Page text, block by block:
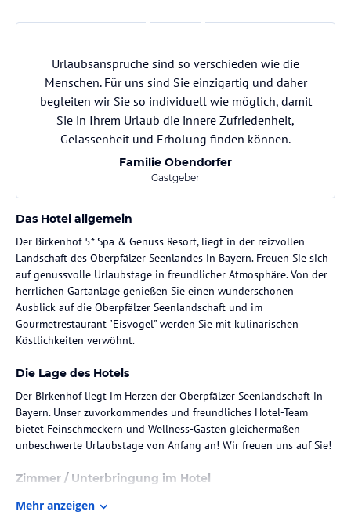
Urlaubsansprüche sind so verschieden wie die
Menschen. Für uns sind Sie einzigartig und daher
begleiten wir Sie so individuell wie möglich, damit
Sie in Ihrem Urlaub die innere Zufriedenheit,
Gelassenheit und Erholung finden können.
Familie Obendorfer
Gastgeber
Das Hotel allgemein
Der Birkenhof 5* Spa & Genuss Resort, liegt in der reizvollen
Landschaft des Oberpfälzer Seenlandes in Bayern. Freuen Sie sich
auf genussvolle Urlaubstage in freundlicher Atmosphäre. Von der
herrlichen Gartanlage genießen Sie einen wunderschönen
Ausblick auf die Oberpfälzer Seenlandschaft und im
Gourmetrestaurant "Eisvogel" werden Sie mit kulinarischen
Köstlichkeiten verwöhnt.
Die Lage des Hotels
Der Birkenhof liegt im Herzen der Oberpfälzer Seenlandschaft in
Bayern. Unser zuvorkommendes und freundliches Hotel-Team
bietet Feinschmeckern und Wellness-Gästen gleichermaßen
unbeschwerte Urlaubstage von Anfang an! Wir freuen uns auf Sie!
Zimmer / Unterbringung im Hotel
Im Birkenhof Spa & Genuss Resort wohnen Sie in großzügigen,
Mehr anzeigen